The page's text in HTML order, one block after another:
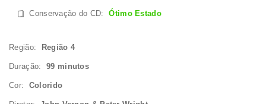
Conservação do CD:Ótimo Estado
Região: Região 4
Duração: 99 minutos
Cor: Colorido